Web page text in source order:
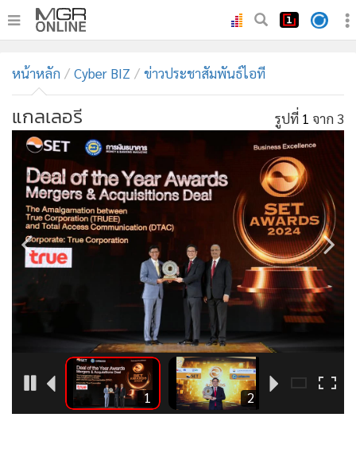
ทันเหตุการณ์
• ภาคใต้
• ภูมิภาค
Online Section
บันเทิง
ผู้จัดการรายวัน
คอลัมนิสต์
ละคร
CbizReview
• Cyber BIZ
Good health & Well-being
Green Innovation & SD
Management & HR
หน้าหลัก Cyber BIZ ข่าวประชาสัมพันธ์ไอที
แกลเลอรี รูปที่ 1 จาก 3
1 2